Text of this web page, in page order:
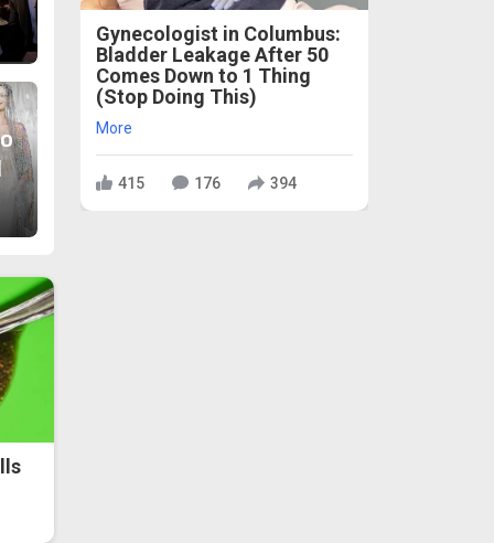
Gynecologist in Columbus:
Bladder Leakage After 50
Comes Down to 1 Thing
(Stop Doing This)
More
415 176 394